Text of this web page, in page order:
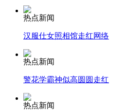
消防员救轻生者
纽约上演“枕头大战”
司机酒驾遇交警 急速倒车逃窜
热点新闻
汉服仕女照相馆走红网络
热点新闻
警花学霸神似高圆圆走红
热点新闻